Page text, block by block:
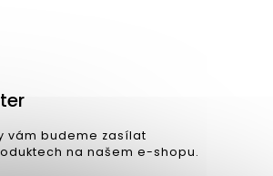
vám budeme zasílat
na našem e-shopu.